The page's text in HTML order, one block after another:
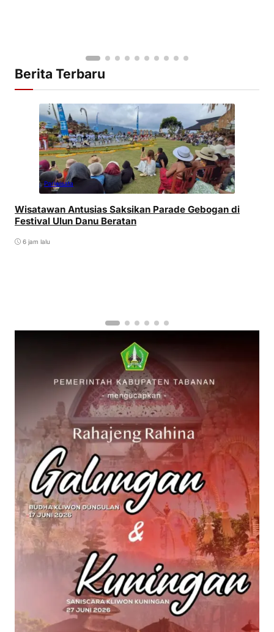
Berita Terbaru
Pariwisata
Wisatawan Antusias Saksikan Parade Gebogan di
Festival Ulun Danu Beratan
6 jam lalu